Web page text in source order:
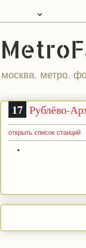
москва. метро.
17 Рублёво-
открыть список станций